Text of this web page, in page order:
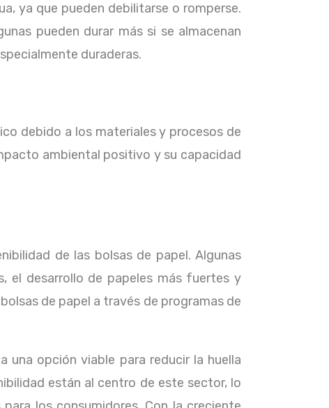
ya que pueden debilitarse o romperse.
pueden durar más si se almacenan
duraderas.
debido a los materiales y procesos de
ambiental positivo y su capacidad
de las bolsas de papel. Algunas
el desarrollo de papeles más fuertes y
de papel a través de programas de
una opción viable para reducir la huella
están al centro de este sector, lo